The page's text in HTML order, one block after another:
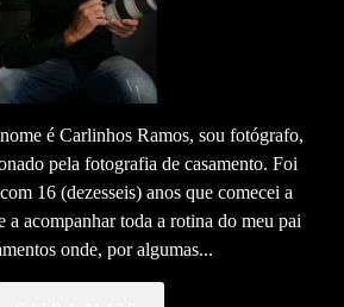
é Carlinhos Ramos, sou fotógrafo,
pela fotografia de casamento. Foi
16 (dezesseis) anos que comecei a
a acompanhar toda a rotina do meu pai
onde, por algumas...